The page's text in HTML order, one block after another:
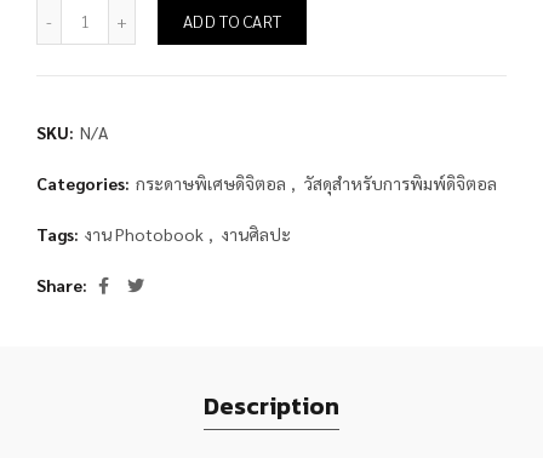
ADD TO CART
SKU: N/A
Categories: กระดาษพิเศษดิจิตอล , วัสดุสำหรับการพิมพ์ดิจิตอล
Tags: งาน Photobook , งานศิลปะ
Share
Description